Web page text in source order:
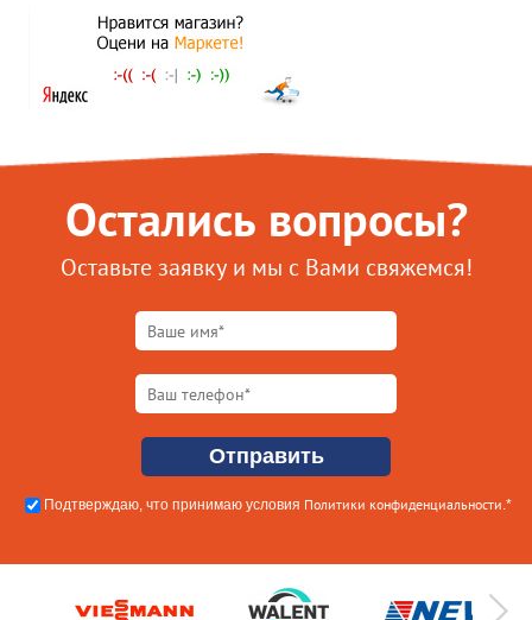
Остались вопросы?
Оставьте заявку и мы с Вами свяжемся!
Подтверждаю, что принимаю условия Политики конфиденциальности .*